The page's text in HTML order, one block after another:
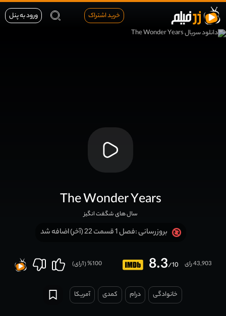
خرید اشتراک ورود به پنل
The Wonder Years
سال های شگفت انگیز
بروزرسانی :فصل 1 قسمت 22 (آخر) اضافه شد
8.3/10 43,903 رای 100
% (
1رای)
خانوادگی درام کمدی آمریکا